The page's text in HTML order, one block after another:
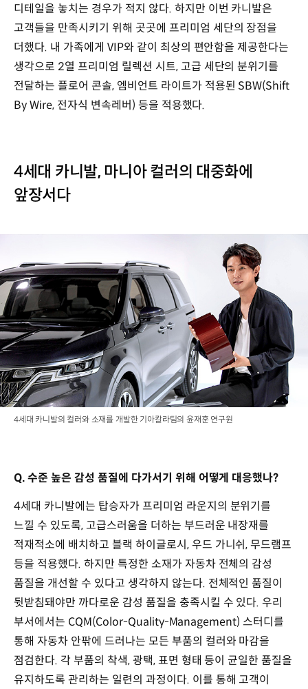
디테일을 놓치는 경우가 적지 않다. 하지만 이번 카니발은
고객들을 만족시키기 위해 곳곳에 프리미엄 세단의 장점을
더했다. 내 가족에게 VIP와 같이 최상의 편안함을 제공한다는
생각으로 2열 프리미엄 릴렉션 시트, 고급 세단의 분위기를
전달하는 플로어 콘솔, 엠비언트 라이트가 적용된 SBW(Shift
By Wire, 전자식 변속레버) 등을 적용했다.
4세대 카니발, 마니아 컬러의 대중화에
앞장서다
4세대 카니발의 컬러와 소재를 개발한 기아칼라팀의 윤재훈 연구원
Q. 수준 높은 감성 품질에 다가서기 위해 어떻게 대응했나?
4세대 카니발에는 탑승자가 프리미엄 라운지의 분위기를
느낄 수 있도록, 고급스러움을 더하는 부드러운 내장재를
적재적소에 배치하고 블랙 하이글로시, 우드 가니쉬, 무드램프
등을 적용했다. 하지만 특정한 소재가 자동차 전체의 감성
품질을 개선할 수 있다고 생각하지 않는다. 전체적인 품질이
뒷받침돼야만 까다로운 감성 품질을 충족시킬 수 있다. 우리
부서에서는 CQM(Color-Quality-Management) 스터디를
통해 자동차 안팎에 드러나는 모든 부품의 컬러와 마감을
점검한다. 각 부품의 착색, 광택, 표면 형태 등이 균일한 품질을
유지하도록 관리하는 일련의 과정이다. 이를 통해 고객이